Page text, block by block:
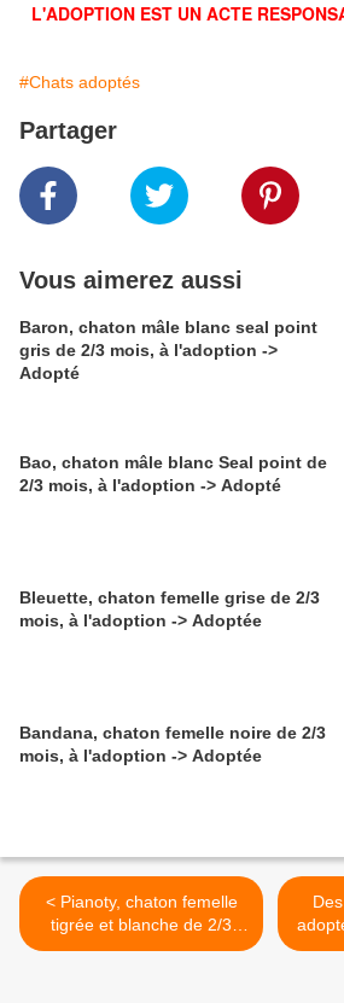
L'ADOPTION EST UN ACTE
#Chats adoptés
Partager
Vous aimerez aussi
Baron, chaton mâle blanc seal point
gris de 2/3 mois, à l'adoption ->
Adopté
Bao, chaton mâle blanc Seal point de
2/3 mois, à l'adoption -> Adopté
Bleuette, chaton femelle grise de 2/3
mois, à l'adoption -> Adoptée
Bandana, chaton femelle noire de 2/3
mois, à l'adoption -> Adoptée
< Pianoty, chaton femelle
tigrée et blanche de 2/3
mois, à l'adoption ->